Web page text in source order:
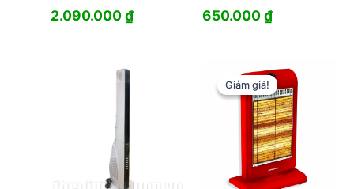
2.090.000₫ 650.000₫
Giảm giá!
Giảm giá!